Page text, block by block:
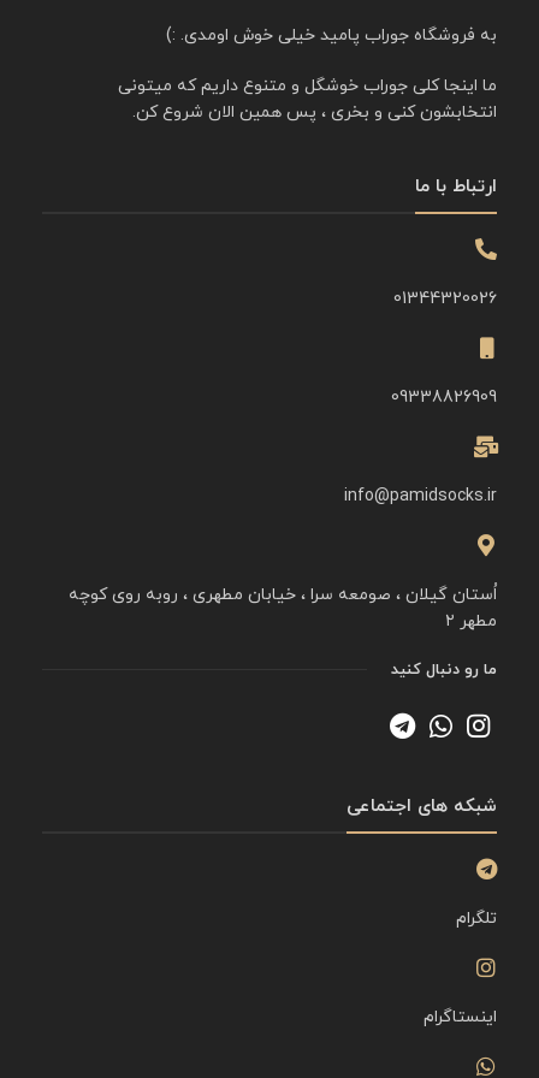
به فروشگاه جوراب پامید خیلی خوش اومدی. :)
ما اینجا کلی جوراب خوشگل و متنوع داریم که میتونی
انتخابشون کنی و بخری ، پس همین الان شروع کن.
ارتباط با ما
01344320026
09338826909
info@pamidsocks.ir
اُستان گیلان ، صومعه سرا ، خیابان مطهری ، روبه روی کوچه
مطهر ۲
ما رو دنبال کنید
شبکه های اجتماعی
تلگرام
اینستاگرام